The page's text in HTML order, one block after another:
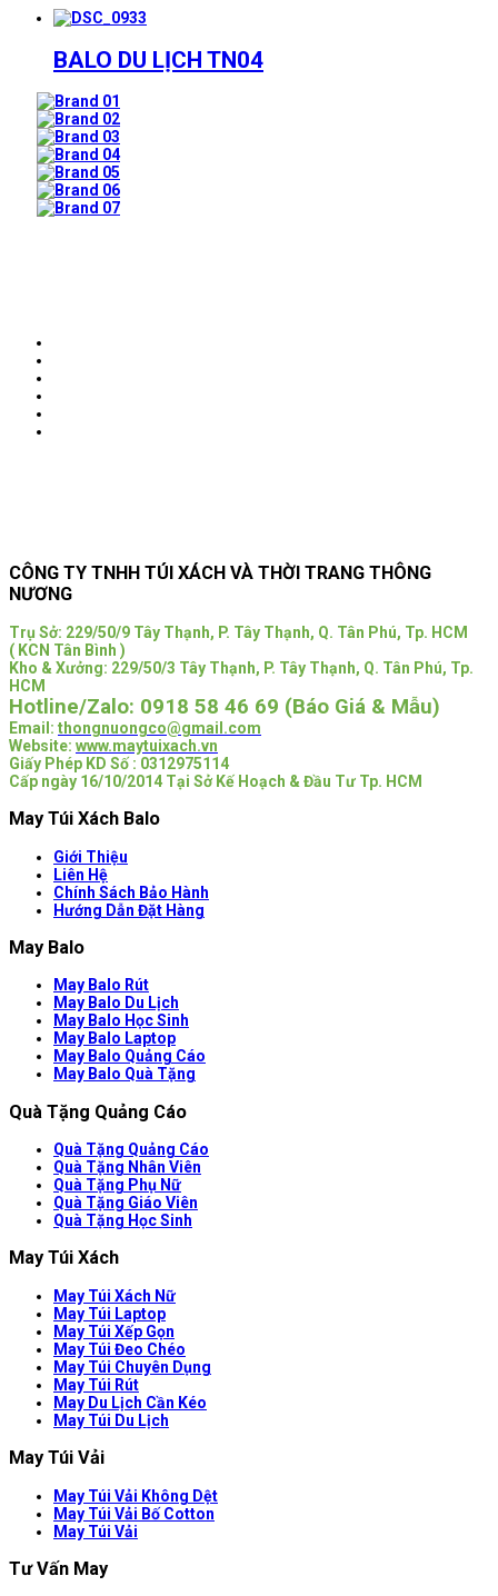
BALO DU LỊCH TN04
CÔNG TY TNHH TÚI XÁCH VÀ THỜI TRANG THÔNG
NƯƠNG
Trụ Sở: 229/50/9 Tây Thạnh, P. Tây Thạnh, Q. Tân Phú, Tp. HCM
( KCN Tân Bình )
Kho & Xưởng: 229/50/3 Tây Thạnh, P. Tây Thạnh, Q. Tân Phú, Tp.
HCM
Hotline/Zalo: 0918 58 46 69 (Báo Giá & Mẫu)
Email: thongnuongco@gmail.com
Website: www.maytuixach.vn
Giấy Phép KD Số : 0312975114
Cấp ngày 16/10/2014 Tại Sở Kế Hoạch & Đầu Tư Tp. HCM
May Túi Xách Balo
Giới Thiệu
Liên Hệ
Chính Sách Bảo Hành
Hướng Dẫn Đặt Hàng
May Balo
May Balo Rút
May Balo Du Lịch
May Balo Học Sinh
May Balo Laptop
May Balo Quảng Cáo
May Balo Quà Tặng
Quà Tặng Quảng Cáo
Quà Tặng Quảng Cáo
Quà Tặng Nhân Viên
Quà Tặng Phụ Nữ
Quà Tặng Giáo Viên
Quà Tặng Học Sinh
May Túi Xách
May Túi Xách Nữ
May Túi Laptop
May Túi Xếp Gọn
May Túi Đeo Chéo
May Túi Chuyên Dụng
May Túi Rút
May Du Lịch Cần Kéo
May Túi Du Lịch
May Túi Vải
May Túi Vải Không Dệt
May Túi Vải Bố Cotton
May Túi Vải
Tư Vấn May